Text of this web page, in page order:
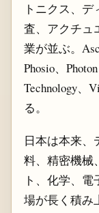
トニクス、
査、アクチュ
業が並ぶ。
Phosio、
Technology、
る。
日本は本来、
料、精密機械
ト、化学、
場が長く積み